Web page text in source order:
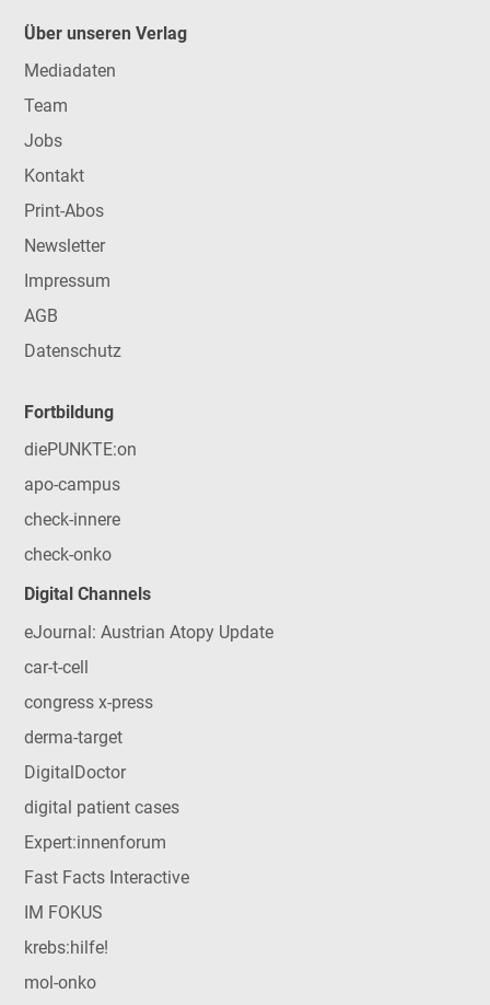
Über unseren Verlag
Mediadaten
Team
Jobs
Kontakt
Print-Abos
Newsletter
Impressum
AGB
Datenschutz
Fortbildung
diePUNKTE:on
apo-campus
check-innere
check-onko
Digital Channels
eJournal: Austrian Atopy Update
car-t-cell
congress x-press
derma-target
DigitalDoctor
digital patient cases
Expert:innenforum
Fast Facts Interactive
IM FOKUS
krebs:hilfe!
mol-onko